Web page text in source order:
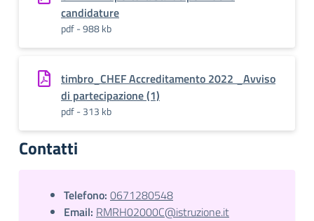
candidature
pdf - 988 kb
timbro_CHEF Accreditamento 2022 _Avviso
di partecipazione (1)
pdf - 313 kb
Contatti
Telefono: 0671280548
Email: RMRH02000C@istruzione.it